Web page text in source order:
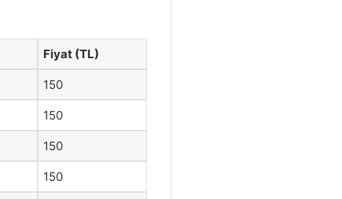
Fiyat (TL)
150
150
150
150